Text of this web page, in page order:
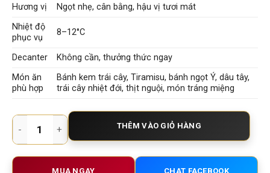
Hương vị
Ngọt nhẹ, cân bằng, hậu vị tươi mát
Nhiệt độ
phục vụ
8–12°C
Decanter
Không cần, thưởng thức ngay
Món ăn
phù hợp
Bánh kem trái cây, Tiramisu, bánh ngọt Ý, dâu tây,
trái cây nhiệt đới, thịt nguội, món tráng miệng
Rượu Vang Ngọt Galasso Le Novelle Della Pescara Semi
THÊM VÀO GIỎ HÀNG
MUA NGAY CHAT FACEBOOK